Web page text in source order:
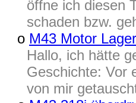
öffne ich diesen
schaden bzw.
o M43 Motor
Hallo, ich hätte
Geschichte: Vor
von mir